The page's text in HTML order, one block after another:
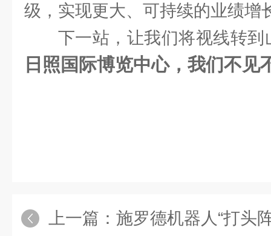
级，实现更大、可持续的业绩增
下一站，让我们将视线转到
日照国际博览中心，我们不见
上一篇： 施罗德机器人“打头阵”，